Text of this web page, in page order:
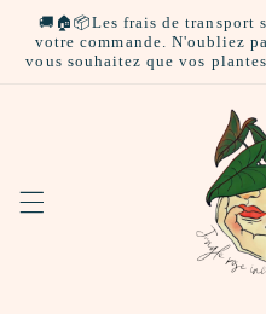
passer
au
contenu
🚚🏠📦Les frais de transport
votre commande. N'oubliez
vous souhaitez que vos